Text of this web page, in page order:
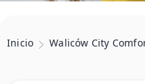
Inicio Waliców City